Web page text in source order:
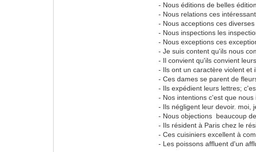
- Nous éditions de belles
- Nous relations ces
- Nous acceptions ces
- Nous inspections les
- Nous exceptions ces
- Je suis content qu'ils nous
- Il convient qu'ils convient
- Ils ont un caractère violent et
- Ces dames se parent de
- Ils expédient leurs lettres;
- Nos intentions c'est que nous
- Ils négligent leur devoir. moi,
- Nous objections beaucoup
- Ils résident à Paris chez le
- Ces cuisiniers excellent à
- Les poissons affluent d'un